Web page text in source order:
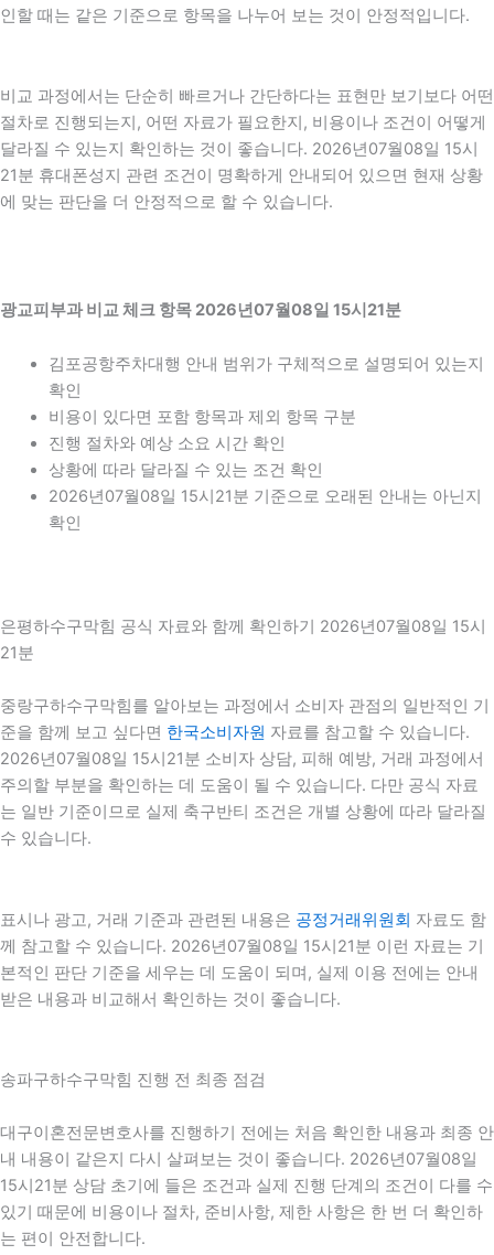
인할 때는 같은 기준으로 항목을 나누어 보는 것이 안정적입니다.
비교 과정에서는 단순히 빠르거나 간단하다는 표현만 보기보다 어떤
절차로 진행되는지, 어떤 자료가 필요한지, 비용이나 조건이 어떻게
달라질 수 있는지 확인하는 것이 좋습니다. 2026년07월08일 15시
21분 휴대폰성지 관련 조건이 명확하게 안내되어 있으면 현재 상황
에 맞는 판단을 더 안정적으로 할 수 있습니다.
광교피부과 비교 체크 항목 2026년07월08일 15시21분
김포공항주차대행 안내 범위가 구체적으로 설명되어 있는지
확인
비용이 있다면 포함 항목과 제외 항목 구분
진행 절차와 예상 소요 시간 확인
상황에 따라 달라질 수 있는 조건 확인
2026년07월08일 15시21분 기준으로 오래된 안내는 아닌지
확인
은평하수구막힘 공식 자료와 함께 확인하기 2026년07월08일 15시
21분
중랑구하수구막힘를 알아보는 과정에서 소비자 관점의 일반적인 기
준을 함께 보고 싶다면 한국소비자원 자료를 참고할 수 있습니다.
2026년07월08일 15시21분 소비자 상담, 피해 예방, 거래 과정에서
주의할 부분을 확인하는 데 도움이 될 수 있습니다. 다만 공식 자료
는 일반 기준이므로 실제 축구반티 조건은 개별 상황에 따라 달라질
수 있습니다.
표시나 광고, 거래 기준과 관련된 내용은 공정거래위원회 자료도 함
께 참고할 수 있습니다. 2026년07월08일 15시21분 이런 자료는 기
본적인 판단 기준을 세우는 데 도움이 되며, 실제 이용 전에는 안내
받은 내용과 비교해서 확인하는 것이 좋습니다.
송파구하수구막힘 진행 전 최종 점검
대구이혼전문변호사를 진행하기 전에는 처음 확인한 내용과 최종 안
내 내용이 같은지 다시 살펴보는 것이 좋습니다. 2026년07월08일
15시21분 상담 초기에 들은 조건과 실제 진행 단계의 조건이 다를 수
있기 때문에 비용이나 절차, 준비사항, 제한 사항은 한 번 더 확인하
는 편이 안전합니다.